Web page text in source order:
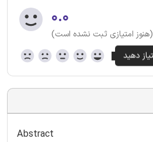
۰.۰
(هنوز امتیازی ثبت نشده است)
Abstract